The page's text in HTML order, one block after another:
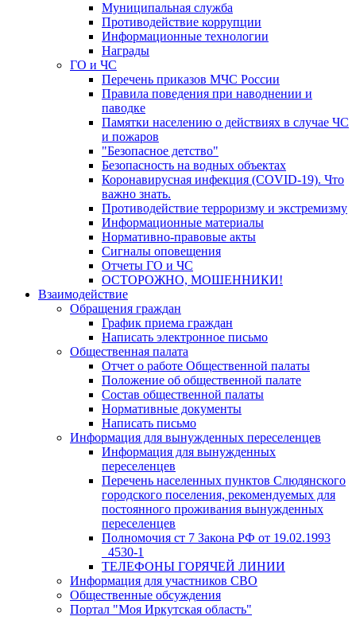
Муниципальная служба
Противодействие коррупции
Информационные технологии
Награды
ГО и ЧС
Перечень приказов МЧС России
Правила поведения при наводнении и
паводке
Памятки населению о действиях в случае ЧС
и пожаров
"Безопасное детство"
Безопасность на водных объектах
Коронавирусная инфекция (COVID-19). Что
важно знать.
Противодействие терроризму и экстремизму
Информационные материалы
Нормативно-правовые акты
Сигналы оповещения
Отчеты ГО и ЧС
ОСТОРОЖНО, МОШЕННИКИ!
Взаимодействие
Обращения граждан
График приема граждан
Написать электронное письмо
Общественная палата
Отчет о работе Общественной палаты
Положение об общественной палате
Состав общественной палаты
Нормативные документы
Написать письмо
Информация для вынужденных переселенцев
Информация для вынужденных
переселенцев
Перечень населенных пунктов Слюдянского
городского поселения, рекомендуемых для
постоянного проживания вынужденных
переселенцев
Полномочия ст 7 Закона РФ от 19.02.1993
_4530-1
ТЕЛЕФОНЫ ГОРЯЧЕЙ ЛИНИИ
Информация для участников СВО
Общественные обсуждения
Портал "Моя Иркутская область"